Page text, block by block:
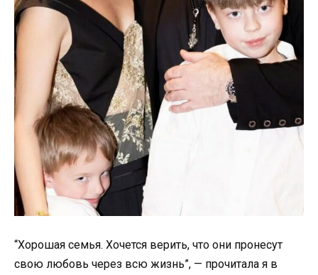
“Хорошая семья. Хочется верить, что они пронесут
свою любовь через всю жизнь”, — прочитала я в